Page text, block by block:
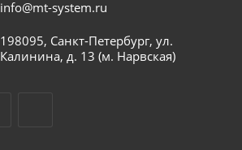
info@mt-system.ru
198095, Санкт-Петербург, ул.
Калинина, д. 13 (м. Нарвская)